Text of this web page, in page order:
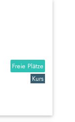
Freie Plätze
Kurs